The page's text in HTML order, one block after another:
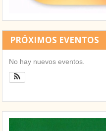
PRÓXIMOS EVENTOS
No hay nuevos eventos.